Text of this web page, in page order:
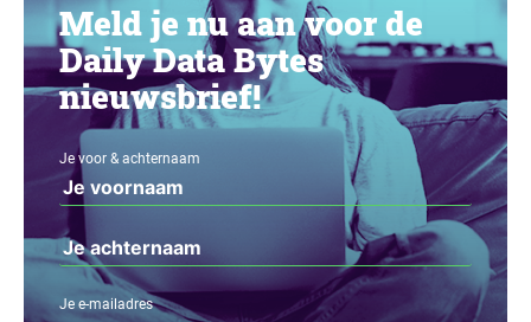
Meld je nu aan voor de
Daily Data Bytes
nieuwsbrief!
Je voor & achternaam
Je e-mailadres